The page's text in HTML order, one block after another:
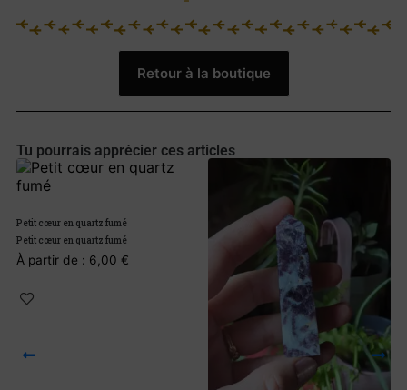
Retour à la boutique
Tu pourrais apprécier ces articles
Petit cœur en quartz fumé
Petit cœur en quartz fumé
À partir de : 6,00 €